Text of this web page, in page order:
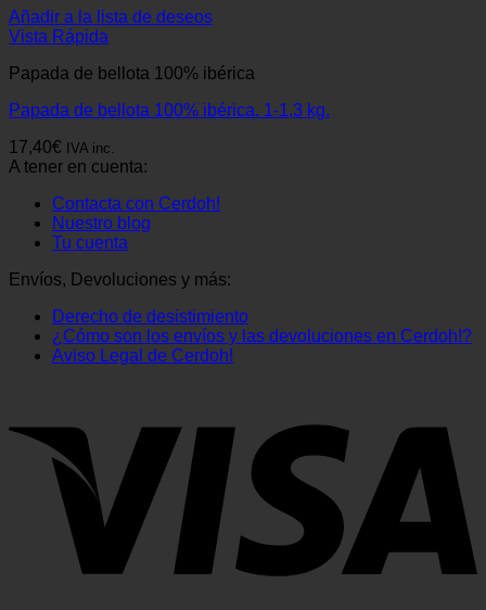
Añadir a la lista de deseos
Vista Rápida
Papada de bellota 100% ibérica
Papada de bellota 100% ibérica. 1-1,3 kg.
17,40€ IVA inc.
A tener en cuenta:
Contacta con Cerdoh!
Nuestro blog
Tu cuenta
Envíos, Devoluciones y más:
Derecho de desistimiento
¿Cómo son los envíos y las devoluciones en Cerdoh!?
Aviso Legal de Cerdoh!